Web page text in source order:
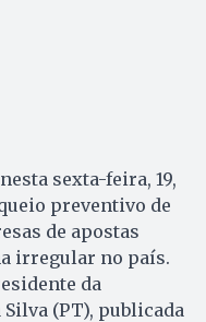
sexta-feira, 19,
preventivo de
de apostas
irregular no país.
da
(PT), publicada